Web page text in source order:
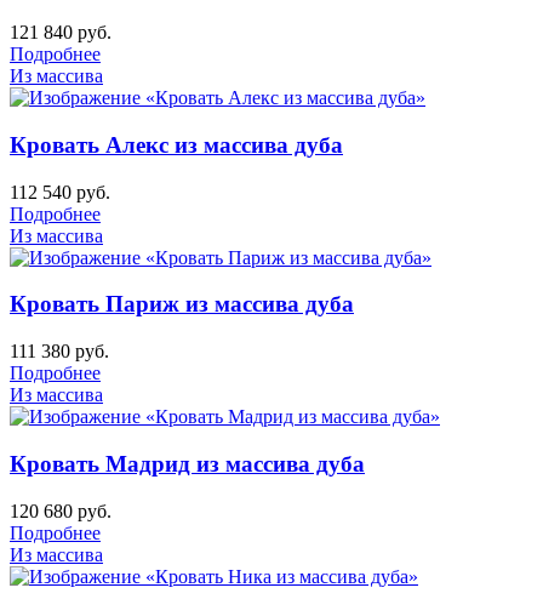
121 840 руб.
Подробнее
Из массива
Кровать Алекс из массива дуба
112 540 руб.
Подробнее
Из массива
Кровать Париж из массива дуба
111 380 руб.
Подробнее
Из массива
Кровать Мадрид из массива дуба
120 680 руб.
Подробнее
Из массива